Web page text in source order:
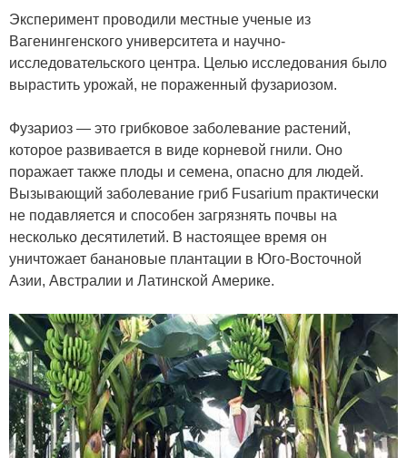
Эксперимент проводили местные ученые из
Вагенингенского университета и научно-
исследовательского центра. Целью исследования было
вырастить урожай, не пораженный фузариозом.
Фузариоз — это грибковое заболевание растений,
которое развивается в виде корневой гнили. Оно
поражает также плоды и семена, опасно для людей.
Вызывающий заболевание гриб Fusarium практически
не подавляется и способен загрязнять почвы на
несколько десятилетий. В настоящее время он
уничтожает банановые плантации в Юго-Восточной
Азии, Австралии и Латинской Америке.